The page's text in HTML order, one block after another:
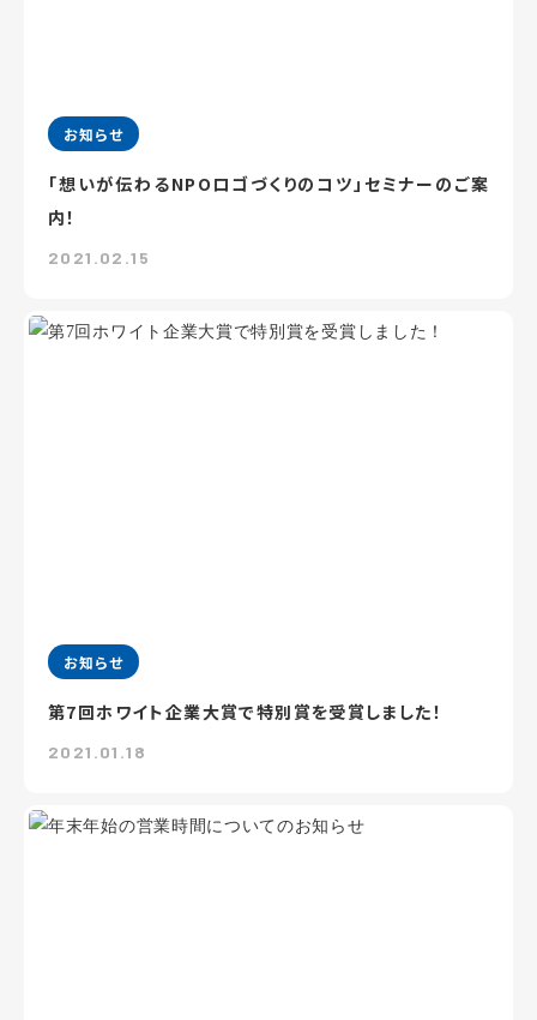
お知らせ
「想いが伝わるNPOロゴづくりのコツ」セミナーのご案
内！
2021.02.15
お知らせ
第7回ホワイト企業大賞で特別賞を受賞しました！
2021.01.18